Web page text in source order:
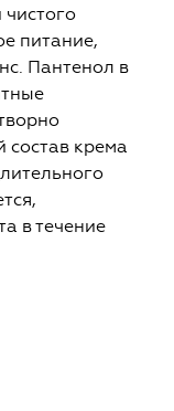
питание,
Пантенол в
состав крема
в течение